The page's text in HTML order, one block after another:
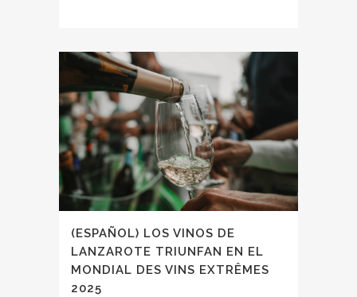
(ESPAÑOL) LOS VINOS DE
LANZAROTE TRIUNFAN EN EL
MONDIAL DES VINS EXTRÊMES
2025